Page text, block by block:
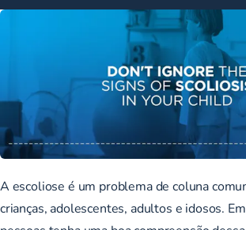
A escoliose é um problema de coluna
crianças, adolescentes, adultos e idosos.